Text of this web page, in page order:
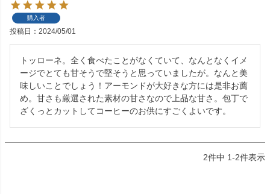
購入者
投稿日 2024/05/01
トッローネ。全く食べたことがなくていて、なんとなくイメ
ージでとても甘そうで堅そうと思っていましたが。なんと美
味しいことでしょう！アーモンドが大好きな方には是非お薦
め。甘さも厳選された素材の甘さなので上品な甘さ。包丁で
ざくっとカットしてコーヒーのお供にすごくよいです。
2件中 1-2件表示